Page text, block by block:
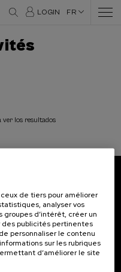
LOGIN FR
ver los resultados
les
de tiers pour améliorer
analyser vos
d’intérêt, créer un
publicités pertinentes
personnaliser le contenu
sur les rubriques
d’améliorer le site